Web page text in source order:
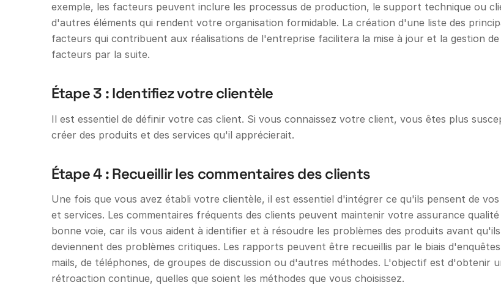
exemple, les facteurs peuvent inclure les processus de production, le support technique ou
d'autres éléments qui rendent votre organisation formidable. La création d'une liste des
facteurs qui contribuent aux réalisations de l'entreprise facilitera la mise à jour et la gestion de
facteurs par la suite.
Étape 3 : Identifiez votre clientèle
Il est essentiel de définir votre cas client. Si vous connaissez votre client, vous êtes plus
créer des produits et des services qu'il apprécierait.
Étape 4 : Recueillir les commentaires des clients
Une fois que vous avez établi votre clientèle, il est essentiel d'intégrer ce qu'ils pensent de
et services. Les commentaires fréquents des clients peuvent maintenir votre assurance
bonne voie, car ils vous aident à identifier et à résoudre les problèmes des produits avant
deviennent des problèmes critiques. Les rapports peuvent être recueillis par le biais
mails, de téléphones, de groupes de discussion ou d'autres méthodes. L'objectif est d'obtenir
rétroaction continue, quelles que soient les méthodes que vous choisissez.